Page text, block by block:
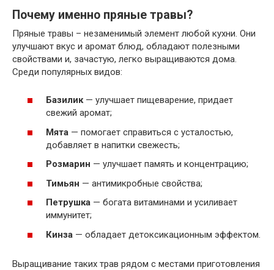
Почему именно пряные травы?
Пряные травы – незаменимый элемент любой кухни. Они
улучшают вкус и аромат блюд, обладают полезными
свойствами и, зачастую, легко выращиваются дома.
Среди популярных видов:
Базилик— улучшает пищеварение, придает
свежий аромат;
Мята — помогает справиться с усталостью,
добавляет в напитки свежесть;
Розмарин — улучшает память и концентрацию;
Тимьян — антимикробные свойства;
Петрушка — богата витаминами и усиливает
иммунитет;
Кинза — обладает детоксикационным эффектом.
Выращивание таких трав рядом с местами приготовления